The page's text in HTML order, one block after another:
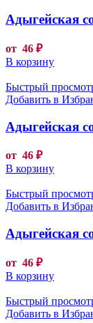
Адыгейская
от 46 ₽
В корзину
Быстрый
Добавить в
Адыгейская
от 46 ₽
В корзину
Быстрый
Добавить в
Адыгейская
от 46 ₽
В корзину
Быстрый
Добавить в